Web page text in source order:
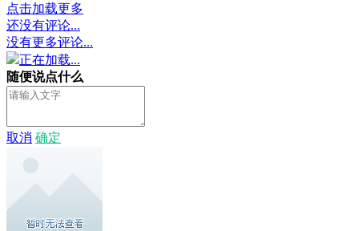
点击加载更多
还没有评论...
没有更多评论...
正在加载...
随便说点什么
取消 确定